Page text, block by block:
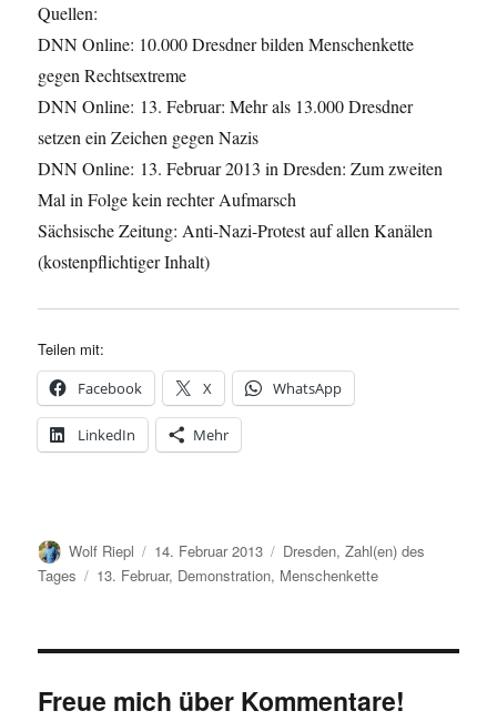
Quellen:
DNN Online: 10.000 Dresdner bilden Menschenkette
gegen Rechtsextreme
DNN Online: 13. Februar: Mehr als 13.000 Dresdner
setzen ein Zeichen gegen Nazis
DNN Online: 13. Februar 2013 in Dresden: Zum zweiten
Mal in Folge kein rechter Aufmarsch
Sächsische Zeitung: Anti-Nazi-Protest auf allen Kanälen
(kostenpflichtiger Inhalt)
Teilen mit:
Facebook X WhatsApp
LinkedIn Mehr
Autor
Wolf Riepl
Veröffentlicht
am
14. Februar 2013 Kategorien
Dresden,Zahl(en) des
Tages
Schlagwörter
13. Februar, Demonstration, Menschenkette
Freue mich über Kommentare!